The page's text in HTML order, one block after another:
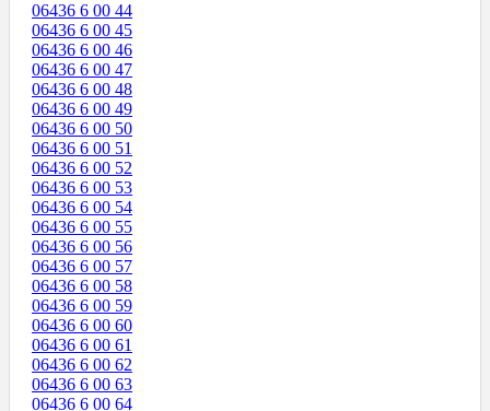
06436 6 00 44
06436 6 00 45
06436 6 00 46
06436 6 00 47
06436 6 00 48
06436 6 00 49
06436 6 00 50
06436 6 00 51
06436 6 00 52
06436 6 00 53
06436 6 00 54
06436 6 00 55
06436 6 00 56
06436 6 00 57
06436 6 00 58
06436 6 00 59
06436 6 00 60
06436 6 00 61
06436 6 00 62
06436 6 00 63
06436 6 00 64